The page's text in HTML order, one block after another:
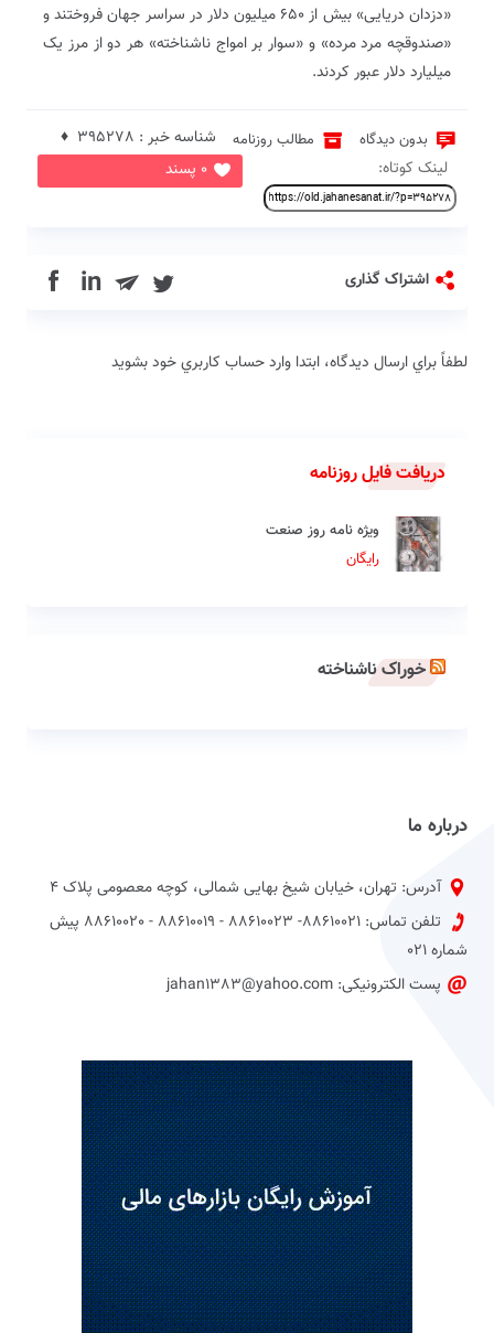
«دزدان دریایی» بیش از ۶۵۰ میلیون دلار در سراسر جهان فروختند و
«صندوقچه مرد مرده» و «سوار بر امواج ناشناخته» هر دو از مرز یک
میلیارد دلار عبور کردند.
بدون دیدگاه مطالب روزنامه
0 پسند
شناسه خبر : 395278 ♦
لینک کوتاه:
اشتراک گذاری in
لطفاً براي ارسال دیدگاه، ابتدا وارد حساب كاربري خود بشويد
دریافت فایل روزنامه
ویژه نامه روز صنعت
رایگان
خوراک ناشناخته
درباره ما
آدرس: تهران، خیابان شیخ بهایی شمالی، کوچه معصومی پلاک 4
تلفن تماس: 88610021- 88610023 - 88610019 - 88610020 پیش
شماره 021
پست الکترونیکی: jahan1383@yahoo.com